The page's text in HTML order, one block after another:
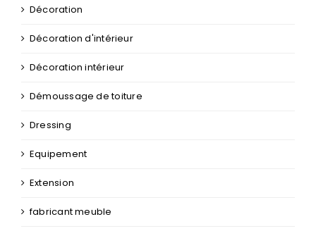
Décoration
Décoration d'intérieur
Décoration intérieur
Démoussage de toiture
Dressing
Equipement
Extension
fabricant meuble